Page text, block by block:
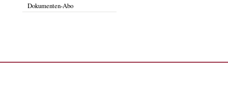
Dokumenten-Abo